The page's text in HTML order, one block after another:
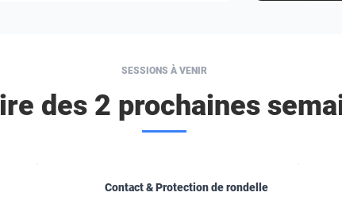
SESSIONS À VENIR
des 2 prochaines
Contact & Protection de rondelle